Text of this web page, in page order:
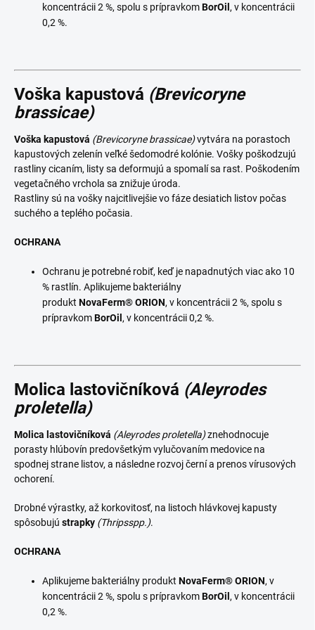
koncentrácii 2 %, spolu s prípravkomBorOil , v koncentrácii
0,2 %.
Voška kapustová (Brevicoryne
brassicae)
Voška kapustová (Brevicoryne brassicae)vytvára na porastoch
kapustových zelenín veľké šedomodré kolónie. Vošky poškodzujú
rastliny cicaním, listy sa deformujú a spomalí sa rast. Poškodením
vegetačného vrchola sa znižuje úroda.
Rastliny sú na vošky najcitlivejšie vo fáze desiatich listov počas
suchého a teplého počasia.
OCHRANA
Ochranu je potrebné robiť, keď je napadnutých viac ako 10
% rastlín. Aplikujeme bakteriálny
produkt NovaFerm®ORION, v koncentrácii 2 %, spolu s
prípravkomBorOil , v koncentrácii 0,2 %.
Molica lastovičníková (Aleyrodes
proletella)
Molica lastovičníková (Aleyrodes proletella)znehodnocuje
porasty hlúbovín predovšetkým vylučovaním medovice na
spodnej strane listov, a následne rozvoj černí a prenos vírusových
ochorení.
Drobné výrastky, až korkovitosť, na listoch hlávkovej kapusty
spôsobujú strapky (Thripsspp.).
OCHRANA
Aplikujeme bakteriálny produkt NovaFerm®ORION, v
koncentrácii 2 %, spolu s prípravkomBorOil , v koncentrácii
0,2 %.